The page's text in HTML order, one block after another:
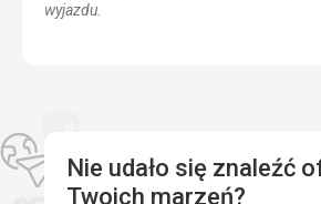
wyjazdu.
Nie udało się znaleźć
Twoich marzeń?